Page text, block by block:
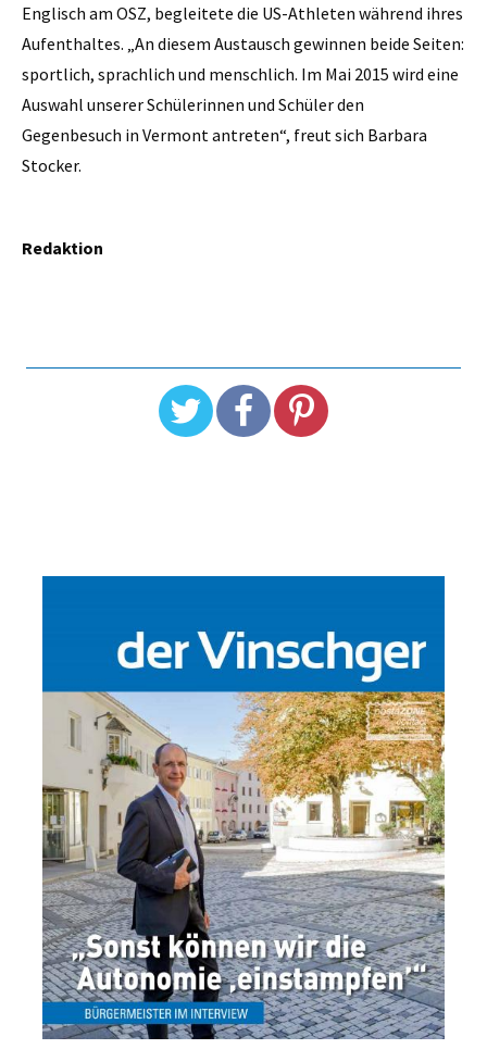
Englisch am OSZ, begleitete die US-Athleten während ihres
Aufenthaltes. „An diesem Austausch gewinnen beide Seiten:
sportlich, sprachlich und menschlich. Im Mai 2015 wird eine
Auswahl unserer Schülerinnen und Schüler den
Gegenbesuch in Vermont antreten“, freut sich Barbara
Stocker.
Redaktion